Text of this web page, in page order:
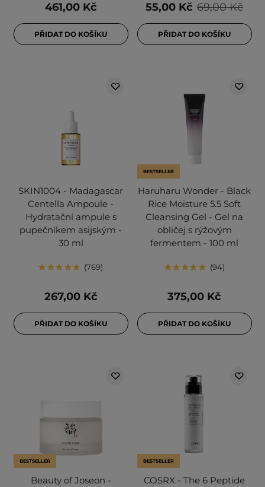
461,00 Kč
PŘIDAT DO KOŠÍKU
69,00 Kč
55,00 Kč
PŘIDAT DO KOŠÍKU
SKIN1004 - Madagascar
Centella Ampoule -
Hydratační ampule s
pupečníkem asijským -
30 ml
769
267,00 Kč
PŘIDAT DO KOŠÍKU
BESTSELLER
Haruharu Wonder - Black
Rice Moisture 5.5 Soft
Cleansing Gel - Gel na
obličej s rýžovým
fermentem - 100 ml
94
375,00 Kč
PŘIDAT DO KOŠÍKU
BESTSELLER
Beauty of Joseon -
BESTSELLER
COSRX - The 6 Peptide